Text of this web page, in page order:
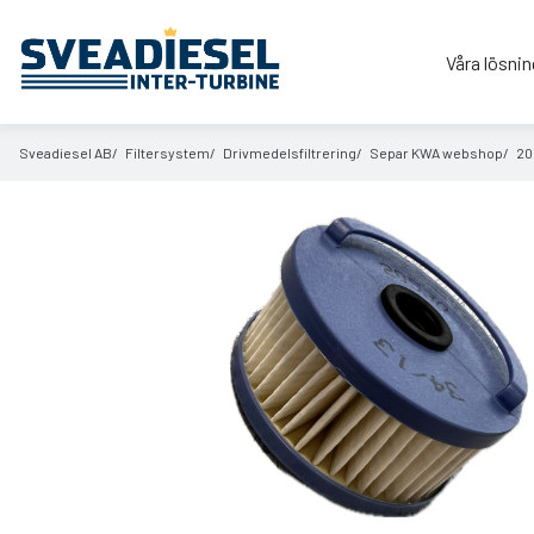
Våra
Sveadiesel AB Filtersystem Drivmedelsfiltrering Separ KWA webshop